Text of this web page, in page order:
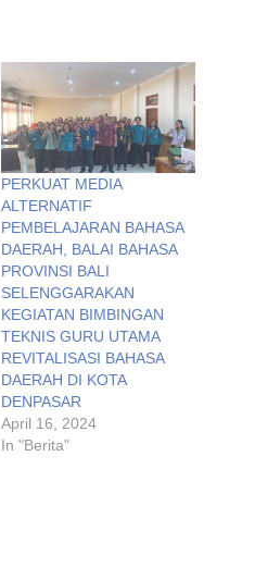
PERKUAT MEDIA
ALTERNATIF
PEMBELAJARAN BAHASA
DAERAH, BALAI BAHASA
PROVINSI BALI
SELENGGARAKAN
KEGIATAN BIMBINGAN
TEKNIS GURU UTAMA
REVITALISASI BAHASA
DAERAH DI KOTA
DENPASAR
April 16, 2024
In "Berita"